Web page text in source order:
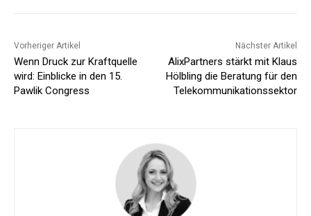
Vorheriger Artikel
Wenn Druck zur Kraftquelle
wird: Einblicke in den 15.
Pawlik Congress
Nächster Artikel
AlixPartners stärkt mit Klaus
Hölbling die Beratung für den
Telekommunikationssektor